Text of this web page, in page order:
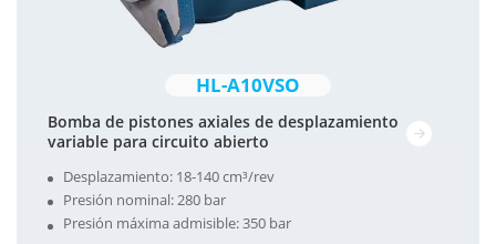
HL-A10VSO
Bomba de pistones axiales de desplazamiento
variable para circuito abierto
Desplazamiento: 18-140 cm³/rev
Presión nominal: 280 bar
Presión máxima admisible: 350 bar